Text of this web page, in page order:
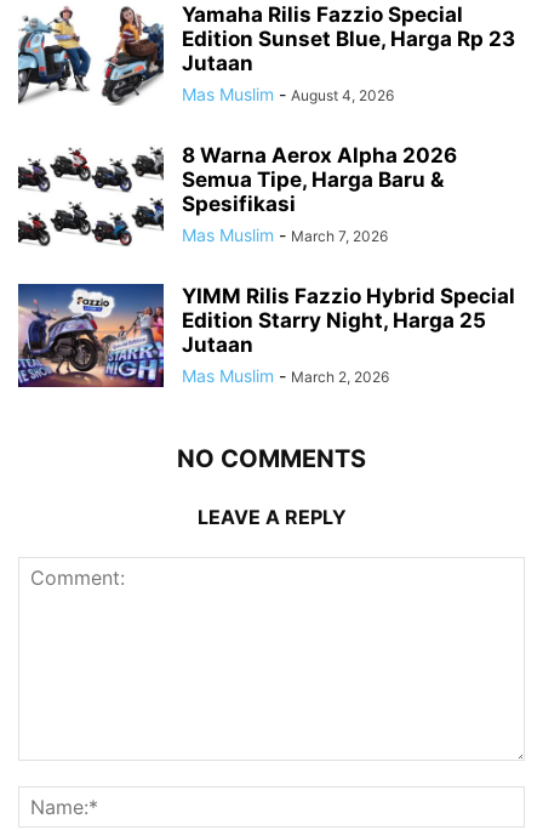
Yamaha Rilis Fazzio Special
Edition Sunset Blue, Harga Rp 23
Jutaan
Mas Muslim - August 4, 2026
8 Warna Aerox Alpha 2026
Semua Tipe, Harga Baru &
Spesifikasi
Mas Muslim - March 7, 2026
YIMM Rilis Fazzio Hybrid Special
Edition Starry Night, Harga 25
Jutaan
Mas Muslim - March 2, 2026
NO COMMENTS
LEAVE A REPLY